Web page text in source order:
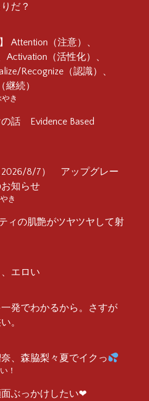
だ？
Attention（注意）、
Activation（活性化）、
Recognize（認識）、
継続）
き
話 Evidence Based
2026/8/7） アップグレー
知らせ
き
ィの肌艶がツヤツヤして射
エロい
発でわかるから。さすが
。
、森脇梨々夏でイクっ
！
ぶっかけしたい❤︎